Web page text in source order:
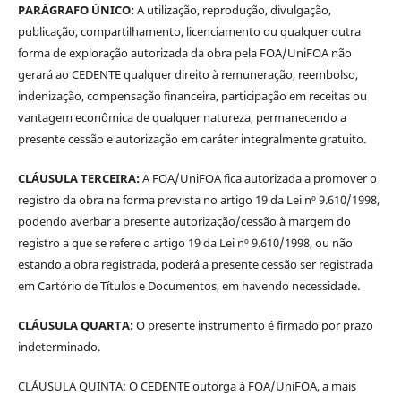
PARÁGRAFO ÚNICO:A utilização, reprodução, divulgação,
publicação, compartilhamento, licenciamento ou qualquer outra
forma de exploração autorizada da obra pela FOA/UniFOA não
gerará ao CEDENTE qualquer direito à remuneração, reembolso,
indenização, compensação financeira, participação em receitas ou
vantagem econômica de qualquer natureza, permanecendo a
presente cessão e autorização em caráter integralmente gratuito.
CLÁUSULA TERCEIRA:A FOA/UniFOA fica autorizada a promover o
registro da obra na forma prevista no artigo 19 da Lei nº 9.610/1998,
podendo averbar a presente autorização/cessão à margem do
registro a que se refere o artigo 19 da Lei nº 9.610/1998, ou não
estando a obra registrada, poderá a presente cessão ser registrada
em Cartório de Títulos e Documentos, em havendo necessidade.
CLÁUSULA QUARTA:O presente instrumento é firmado por prazo
indeterminado.
CLÁUSULA QUINTA: O CEDENTE outorga à FOA/UniFOA, a mais